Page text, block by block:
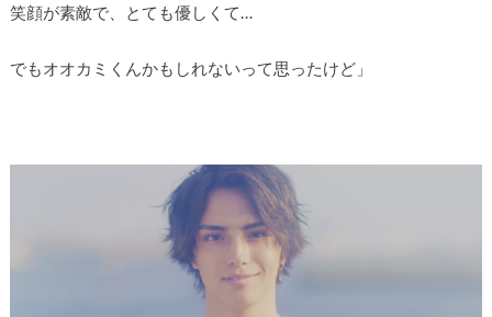
笑顔が素敵で、とても優しくて…
でもオオカミくんかもしれないって思ったけど」